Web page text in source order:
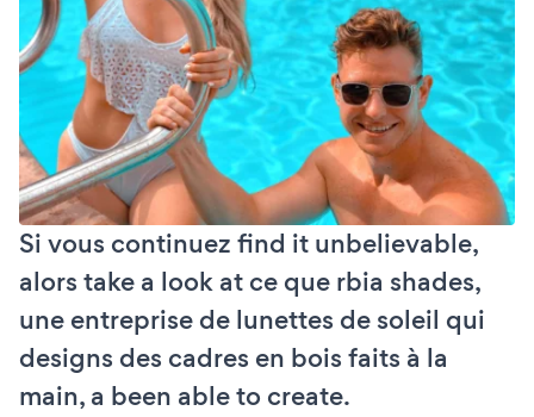
Si vous continuez find it unbelievable,
alors take a look at ce que rbia shades,
une entreprise de lunettes de soleil qui
designs des cadres en bois faits à la
main, a been able to create.